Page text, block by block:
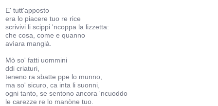
E' tutt'apposto
era lo piacere tuo re rice
scrivivi li scippi 'ncoppa la lizzetta:
che cosa, come e quanno
avìara mangià.
Mò so' fatti uommini
ddi criaturi,
teneno ra sbatte ppe lo munno,
ma so' sicuro, ca inta li suonni,
ogni tanto, se sentono ancora 'ncuoddo
le carezze re lo manòne tuo.